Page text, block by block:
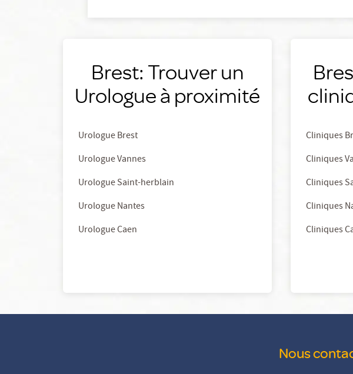
Brest: Trouver un
Urologue à proximité
Urologue Brest
Urologue Vannes
Urologue Saint-herblain
Urologue Nantes
Urologue Caen
Cliniques
Cliniques
Cliniques
Cliniques
Cliniques
Nous